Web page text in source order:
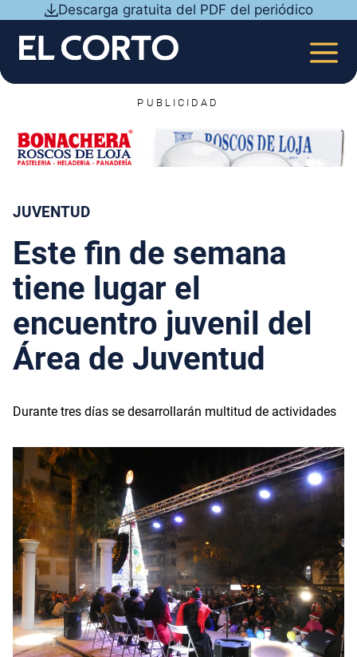
contenido
Descarga gratuita del PDF del periódico
PUBLICIDAD
JUVENTUD
Este fin de semana
tiene lugar el
encuentro juvenil del
Área de Juventud
Durante tres días se desarrollarán multitud de actividades